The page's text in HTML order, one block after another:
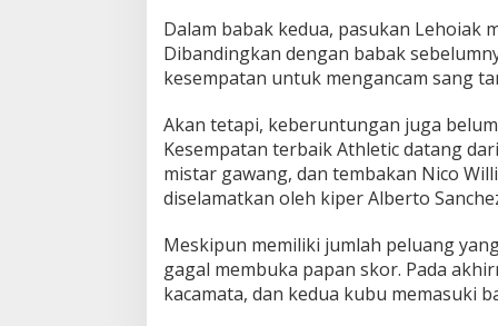
t
l
e
i
c
u
Dalam babak kedua, pasukan Lehoiak
Dibandingkan dengan babak
kesempatan untuk mengancam sang
Akan tetapi, keberuntungan juga
Kesempatan terbaik Athletic datang
mistar gawang, dan tembakan Nico
diselamatkan oleh kiper Alberto
Meskipun memiliki jumlah peluang
gagal membuka papan skor. Pada
kacamata, dan kedua kubu memasuki